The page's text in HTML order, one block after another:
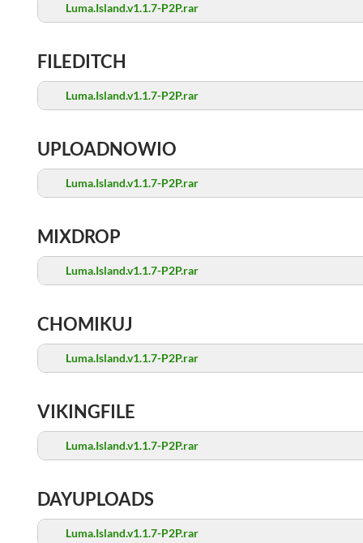
Luma.Island.v1.1.7-P2P.rar
FILEDITCH
Luma.Island.v1.1.7-P2P.rar
UPLOADNOWIO
Luma.Island.v1.1.7-P2P.rar
MIXDROP
Luma.Island.v1.1.7-P2P.rar
CHOMIKUJ
Luma.Island.v1.1.7-P2P.rar
VIKINGFILE
Luma.Island.v1.1.7-P2P.rar
DAYUPLOADS
Luma.Island.v1.1.7-P2P.rar